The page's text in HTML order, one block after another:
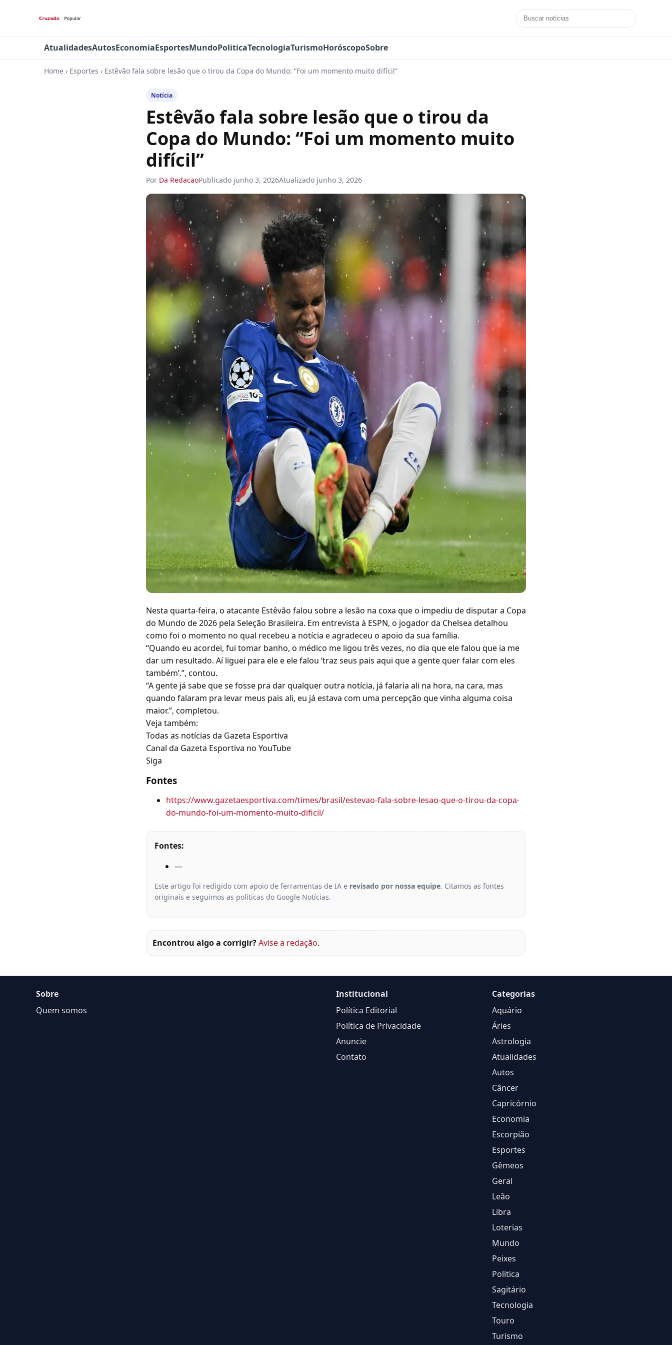
AtualidadesAutosEconomiaEsportesMundoPoliticaTecnologiaTurismoHoróscopoSobre
Home › Esportes › Estêvão fala sobre lesão que o tirou da Copa do Mundo: “Foi um momento muito difícil”
Notícia
Estêvão fala sobre lesão que o tirou da
Copa do Mundo: “Foi um momento muito
difícil”
Por Da RedacaoPublicado junho 3, 2026Atualizado junho 3, 2026
Nesta quarta-feira, o atacante Estêvão falou sobre a lesão na coxa que o impediu de disputar a Copa
do Mundo de 2026 pela Seleção Brasileira. Em entrevista à ESPN, o jogador da Chelsea detalhou
como foi o momento no qual recebeu a notícia e agradeceu o apoio da sua família.
“Quando eu acordei, fui tomar banho, o médico me ligou três vezes, no dia que ele falou que ia me
dar um resultado. Aí liguei para ele e ele falou ‘traz seus pais aqui que a gente quer falar com eles
também’.”, contou.
“A gente já sabe que se fosse pra dar qualquer outra notícia, já falaria ali na hora, na cara, mas
quando falaram pra levar meus pais ali, eu já estava com uma percepção que vinha alguma coisa
maior.”, completou.
Veja também:
Todas as notícias da Gazeta Esportiva
Canal da Gazeta Esportiva no YouTube
Siga
Fontes
https://www.gazetaesportiva.com/times/brasil/estevao-fala-sobre-lesao-que-o-tirou-da-copa-
do-mundo-foi-um-momento-muito-dificil/
Fontes:
—
Este artigo foi redigido com apoio de ferramentas de IA e revisado por nossa equipe. Citamos as fontes
originais e seguimos as políticas do Google Notícias.
Encontrou algo a corrigir?Avise a redação.
Sobre
Quem somos
Institucional
Política Editorial
Política de Privacidade
Anuncie
Contato
Categorias
Aquário
Áries
Astrologia
Atualidades
Autos
Câncer
Capricórnio
Economia
Escorpião
Esportes
Gêmeos
Geral
Leão
Libra
Loterias
Mundo
Peixes
Politica
Sagitário
Tecnologia
Touro
Turismo